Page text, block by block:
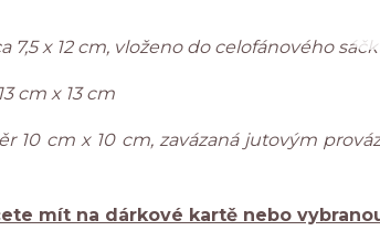
7,5 x 12 cm, vloženo do celofánového
cm x 13 cm
10 cm x 10 cm, zavázaná jutovým
mít na dárkové kartě nebo